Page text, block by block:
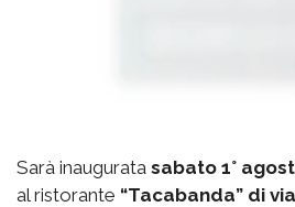
Sarà inaugurata sabato 1°
al ristorante “Tacabanda” di